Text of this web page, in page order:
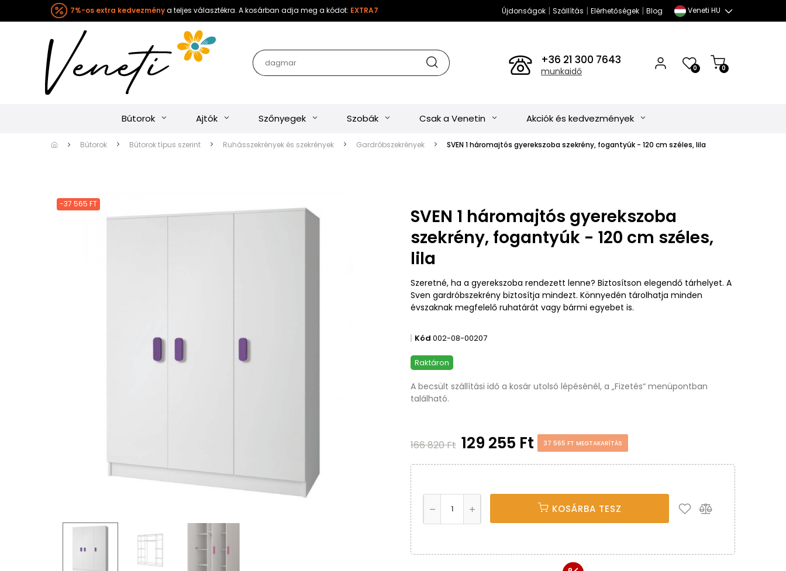
7%-os extra kedvezménya teljes választékra. A kosárban adja meg a kódot: EXTRA7 Újdonságok| Szállítás | Elérhetőségek| Blog Veneti HU
+36 21 300 7643
munkaidő 0 0
Bútorok Ajtók Szőnyegek Szobák Csak a Venetin Akciók és kedvezmények
Bútorok Bútorok típus szerint Ruhásszekrények és szekrények Gardróbszekrények SVEN 1 háromajtós gyerekszoba szekrény, fogantyúk - 120 cm széles, lila
-37 565 FT
SVEN 1 háromajtós gyerekszoba
szekrény, fogantyúk - 120 cm széles,
lila
Szeretné, ha a gyerekszoba rendezett lenne? Biztosítson elegendő tárhelyet. A
Sven gardróbszekrény biztosítja mindezt. Könnyedén tárolhatja minden
évszaknak megfelelő ruhatárát vagy bármi egyebet is.
Kód 002-08-00207
Raktáron
A becsült szállítási idő a kosár utolsó lépésénél, a „Fizetés“ menüpontban
található.
166 820 Ft 129 255 Ft 37 565 FT MEGTAKARÍTÁS
KOSÁRBA TESZ